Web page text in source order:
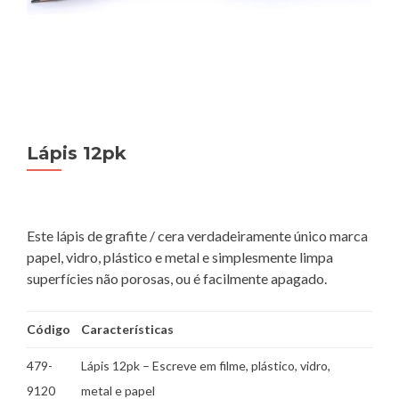
Lápis 12pk
Este lápis de grafite / cera verdadeiramente único marca
papel, vidro, plástico e metal e simplesmente limpa
superfícies não porosas, ou é facilmente apagado.
Código Características
479-
9120
Lápis 12pk – Escreve em filme, plástico, vidro,
metal e papel